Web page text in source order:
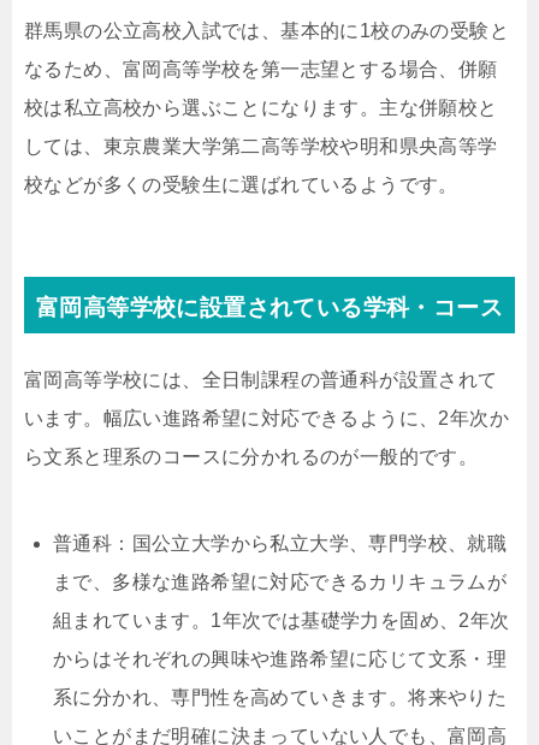
群馬県の公立高校入試では、基本的に1校のみの受験と
なるため、富岡高等学校を第一志望とする場合、併願
校は私立高校から選ぶことになります。主な併願校と
しては、東京農業大学第二高等学校や明和県央高等学
校などが多くの受験生に選ばれているようです。
富岡高等学校に設置されている学科・コース
富岡高等学校には、全日制課程の普通科が設置されて
います。幅広い進路希望に対応できるように、2年次か
ら文系と理系のコースに分かれるのが一般的です。
普通科：国公立大学から私立大学、専門学校、就職
まで、多様な進路希望に対応できるカリキュラムが
組まれています。1年次では基礎学力を固め、2年次
からはそれぞれの興味や進路希望に応じて文系・理
系に分かれ、専門性を高めていきます。将来やりた
いことがまだ明確に決まっていない人でも、富岡高